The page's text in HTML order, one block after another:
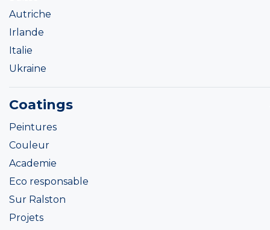
Autriche
Irlande
Italie
Ukraine
Coatings
Peintures
Couleur
Academie
Eco responsable
Sur Ralston
Projets